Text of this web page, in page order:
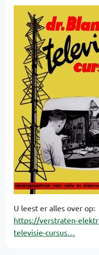
U leest er alles over op:
https://verstraten-
televisie-cursus…